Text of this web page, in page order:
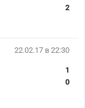
2
22.02.17 в 22:30
1
0